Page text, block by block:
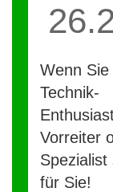
Wenn Sie
Technik-
Vorreiter
für Sie!